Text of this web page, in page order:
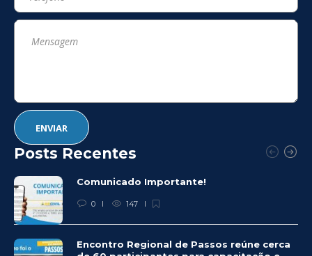
Posts Recentes
Comunicado Importante!
0 147
Encontro Regional de Passos reúne cerca